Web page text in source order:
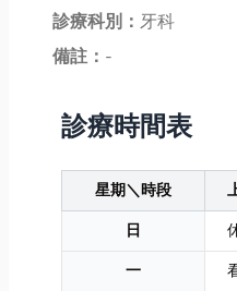
診療科別： 牙科
備註： -
診療時間表
星期＼時段
日
一